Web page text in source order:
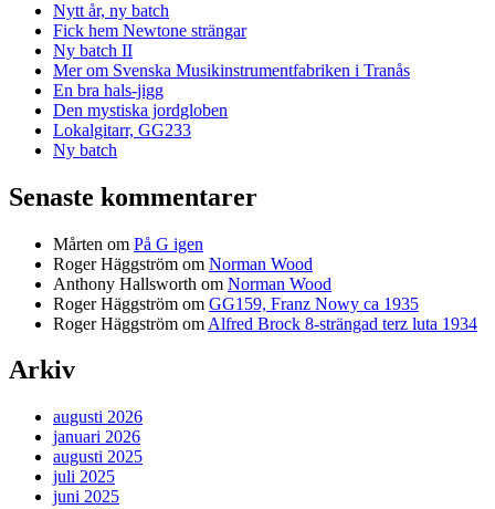
Nytt år, ny batch
Fick hem Newtone strängar
Ny batch II
Mer om Svenska Musikinstrumentfabriken i Tranås
En bra hals-jigg
Den mystiska jordgloben
Lokalgitarr, GG233
Ny batch
Senaste kommentarer
Mårten om På G igen
Roger Häggström om Norman Wood
Anthony Hallsworth om Norman Wood
Roger Häggström om GG159, Franz Nowy ca 1935
Roger Häggström om Alfred Brock 8-strängad terz luta 1934
Arkiv
augusti 2026
januari 2026
augusti 2025
juli 2025
juni 2025